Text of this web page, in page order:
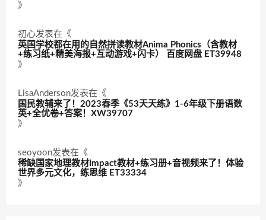
》
初心发表在《
英国学校都在用的自然拼读教材Anima Phonics（含教材
+练习纸+精美海报+互动游戏+闪卡） 百度网盘 ET39948
》
LisaAnderson发表在《
国民教辅来了！2023春季《53天天练》1-6年级下册语数
英+全优卷+答案！XW39707
》
seoyoon发表在《
稀缺国家地理教材Impact教材+练习册+音视频来了！体验
世界多元文化，练思维 ET33334
》